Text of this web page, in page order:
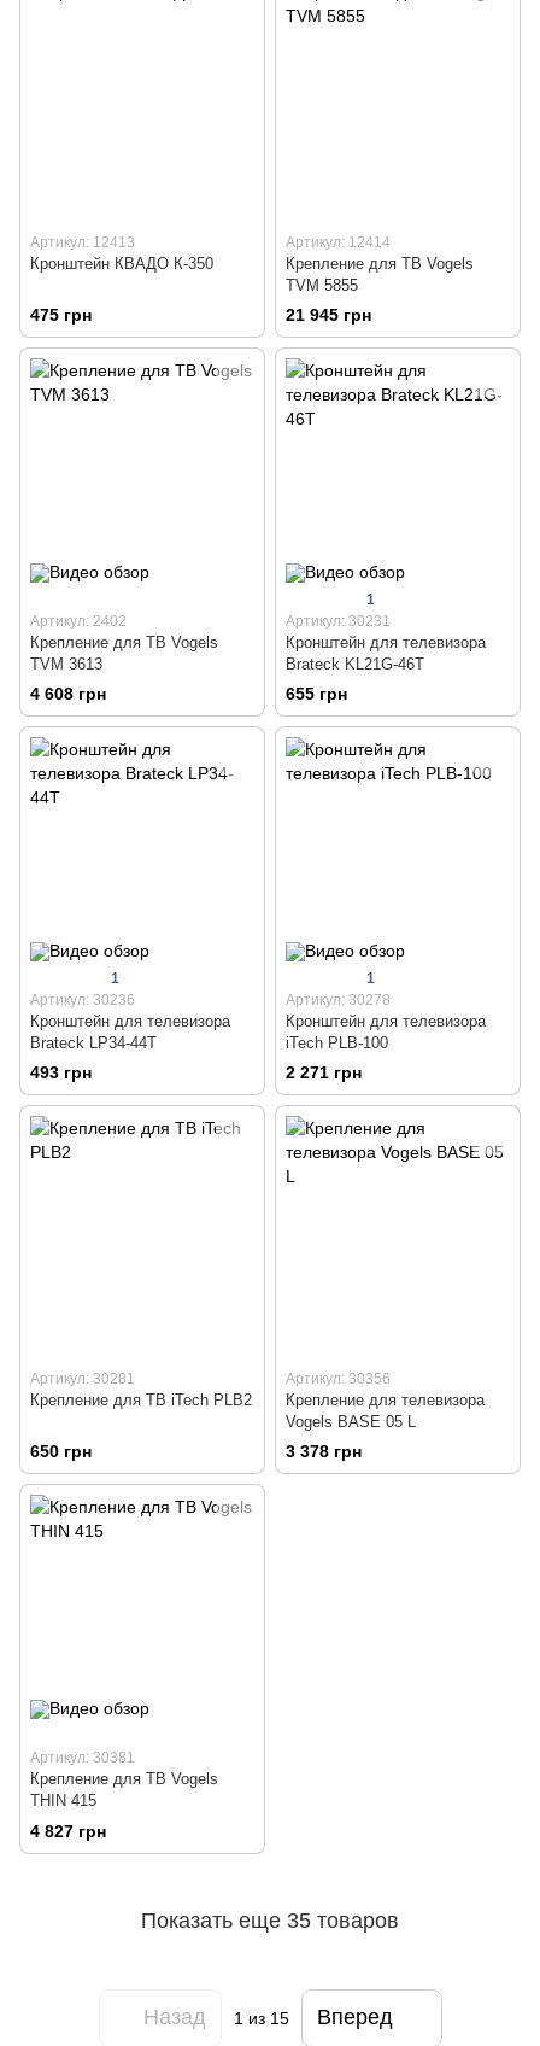
Артикул: 12413
Кронштейн КВАДО К-350
475 грн
Артикул: 12414
Крепление для ТВ Vogels
TVM 5855
21 945 грн
Артикул: 2402
Крепление для ТВ Vogels
TVM 3613
4 608 грн
1
Артикул: 30231
Кронштейн для телевизора
Brateck KL21G-46T
655 грн
1
Артикул: 30236
Кронштейн для телевизора
Brateck LP34-44T
493 грн
1
Артикул: 30278
Кронштейн для телевизора
iTech PLB-100
2 271 грн
Артикул: 30281
Крепление для ТВ iTech PLB2
650 грн
Артикул: 30356
Крепление для телевизора
Vogels BASE 05 L
3 378 грн
Артикул: 30381
Крепление для ТВ Vogels
THIN 415
4 827 грн
Показать еще 35 товаров
Назад 1 из 15 Вперед